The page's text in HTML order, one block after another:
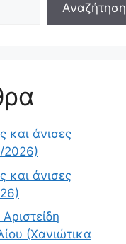
Αναζήτηση
και άνισες
2026)
και άνισες
(Χανιώτικα